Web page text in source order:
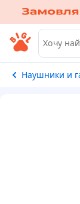
Наушники и